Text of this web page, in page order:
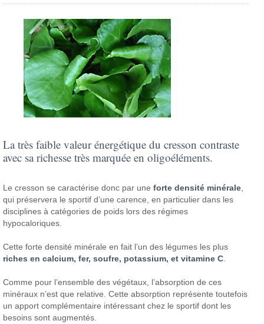
La très faible valeur énergétique du cresson contraste
avec sa richesse très marquée en oligoéléments.
Le cresson se caractérise donc par uneforte densité minérale
qui préservera le sportif d’une carence, en particulier dans les
disciplines à catégories de poids lors des régimes
hypocaloriques.
Cette forte densité minérale en fait l’un des légumes les plus
riches en calcium, fer, soufre, potassium, et vitamine C
Comme pour l’ensemble des végétaux, l’absorption de ces
minéraux n’est que relative. Cette absorption représente toutefois
un apport complémentaire intéressant chez le sportif dont les
besoins sont augmentés.